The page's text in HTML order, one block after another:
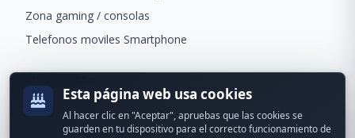
Zona gaming / consolas
Telefonos moviles Smartphone
Recibe ofertas exclusivas y novedades.
Esta página web usa cookies
Al hacer clic en "Aceptar", apruebas que las cookies se
guarden en tu dispositivo para el correcto funcionamiento de